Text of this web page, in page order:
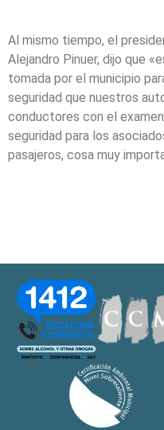
Al mismo tiempo, el
Alejandro Pinuer, dijo que
tomada por el municipio
seguridad que nuestros
conductores con el
seguridad para los
pasajeros, cosa muy